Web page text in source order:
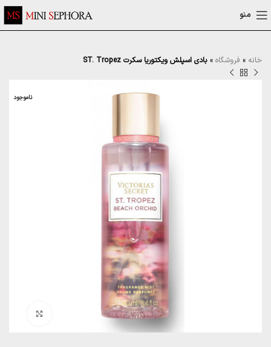
منو
خانه » فروشگاه » بادی اسپلش ویکتوریا سکرت ST. Tropez
ناموجود
بزرگنمایی تصویر